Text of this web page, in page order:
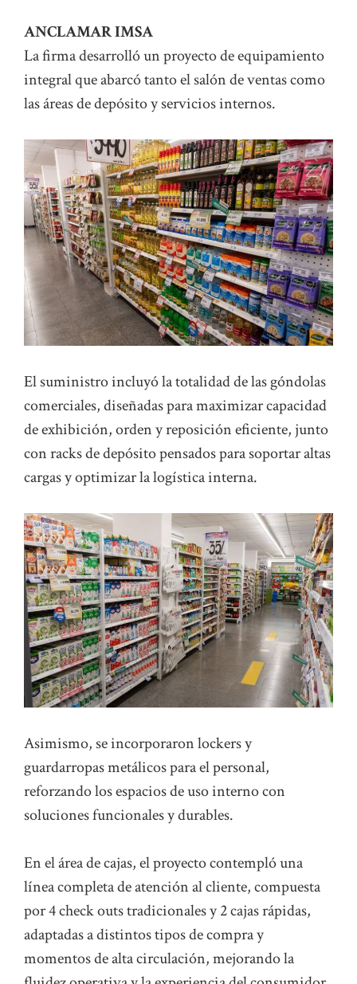
ANCLAMAR IMSA
La firma desarrolló un proyecto de equipamiento
integral que abarcó tanto el salón de ventas como
las áreas de depósito y servicios internos.
El suministro incluyó la totalidad de las góndolas
comerciales, diseñadas para maximizar capacidad
de exhibición, orden y reposición eficiente, junto
con racks de depósito pensados para soportar altas
cargas y optimizar la logística interna.
Asimismo, se incorporaron lockers y
guardarropas metálicos para el personal,
reforzando los espacios de uso interno con
soluciones funcionales y durables.
En el área de cajas, el proyecto contempló una
línea completa de atención al cliente, compuesta
por 4 check outs tradicionales y 2 cajas rápidas,
adaptadas a distintos tipos de compra y
momentos de alta circulación, mejorando la